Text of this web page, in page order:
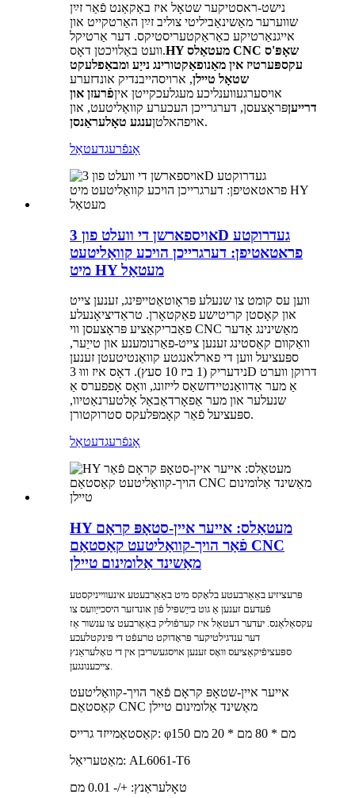
נישט-ראסטיקער שטאָל איז באַקאַנט פֿאַר זײַן
שווערער מאַשינאַביליטי צוליב זײַן האַרטקייט און
אייגנאַרטיקע כאַראַקטעריסטיקס. דער אַרטיקל
וועט באַלויכטן דאָס.HY מעטאַלס ​​CNC שאָפּ'ס
עקספּערטיז אין מאַנופאַקטורינג נייַע ומבאַפלעקט
שטאָל טיילן, ארויסהייבנדיק אונדזערע
אויסערגעווענליכע מעגלעכקייטן איןפֿרעזן און
דרײעןפּראָצעסן, דערגרייכן העכערע קוואַליטעט, און
אויפהאלטןענגע טאָלעראַנסן
.
אָנפֿרעגדעטאַל
אויספארשן די וועלט פון 3D געדרוקטע
פראטאטיפן: דערגרייכן הויכע קוואַליטעט
מיט HY מעטאַל
ווען עס קומט צו שנעלע פּראָוטאַטייפּינג, זענען צייט
און קאָסטן קריטישע פאַקטאָרן. טראַדיציאָנעלע
פאַבריקאַציע פּראָצעסן ווי CNC מאַשינינג אָדער
וואַקוום קאַסטינג זענען צייט-פאַרנומענע און טייַער,
ספּעציעל ווען די פארלאנגטע קוואַנטיטעטן זענען
נידעריק (1 ביז 10 סעץ). דאָס איז וווּ 3D דרוקן ווערט
אַ מער אַדוואַנטיידזשאַס לייזונג, וואָס אָפפערס אַ
שנעלער און מער אַפאָרדאַבאַל אָלטערנאַטיוו,
ספּעציעל פֿאַר קאָמפּלעקס סטרוקטורן.
אָנפֿרעגדעטאַל
HY מעטאַלס: אייער איין-סטאָפּ קראָם
פֿאַר הויך-קוואַליטעט קאַסטאַם CNC
מאַשינד אַלומינום טיילן
פּרעציזיע באַאַרבעטע בלאָקס מיט באַאַרבעטע אינעווייניקסטע
פֿעדעם זענען אַ גוט בייַשפּיל פֿון אונדזער היסכייַוועס צו
עקסאַלאַנס. יעדער דעטאַל איז קערפֿוליק באַאַרבעט צו ענשור אַז
דער ענדגילטיקער פּראָדוקט טרעפֿט די פּינקטלעכע
ספּעציפֿיקאַציעס וואָס זענען אויסגעשריבן אין די טאָלעראַנץ
אייער איין-שטאָפּ קראָם פֿאַר הויך-קוואַליטעט
קאַסטאַם CNC מאַשינד אַלומינום טיילן
קאַסטאַמייזד גרייס: φ150 מם * 80 מם * 20 מם
מאַטעריאַל: AL6061-T6
טאָלעראַנץ: +/- 0.01 מם